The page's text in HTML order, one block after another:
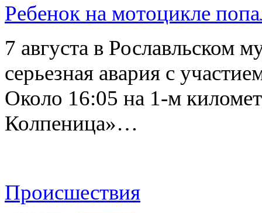
Ребенок на мотоцикле
7 августа в Рославльском
серьезная авария с
Около 16:05 на 1-м
Колпеница»…
Происшествия